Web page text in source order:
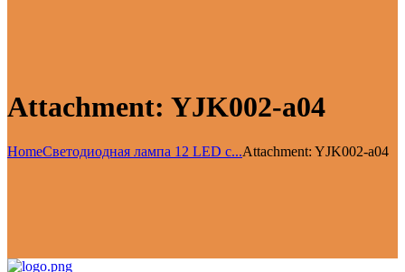
Attachment: YJK002-a04
HomeСветодиодная лампа 12 LED c...Attachment: YJK002-a04